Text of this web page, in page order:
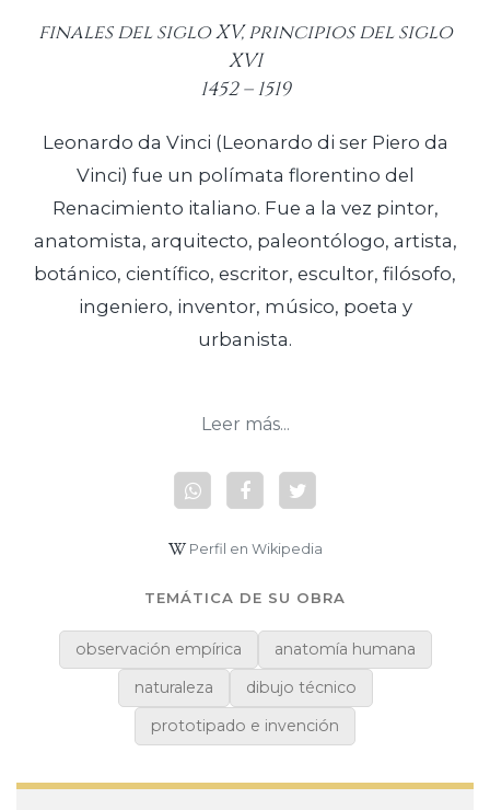
finales del siglo XV, principios del siglo
XVI
1452 – 1519
Leonardo da Vinci (Leonardo di ser Piero da
Vinci) fue un polímata florentino del
Renacimiento italiano. Fue a la vez pintor,
anatomista, arquitecto, paleontólogo,​ artista,
botánico, científico, escritor, escultor, filósofo,
ingeniero, inventor, músico, poeta y
urbanista.
Leer más...
Perfil en Wikipedia
TEMÁTICA DE SU OBRA
observación empírica
anatomía humana
naturaleza
dibujo técnico
prototipado e invención